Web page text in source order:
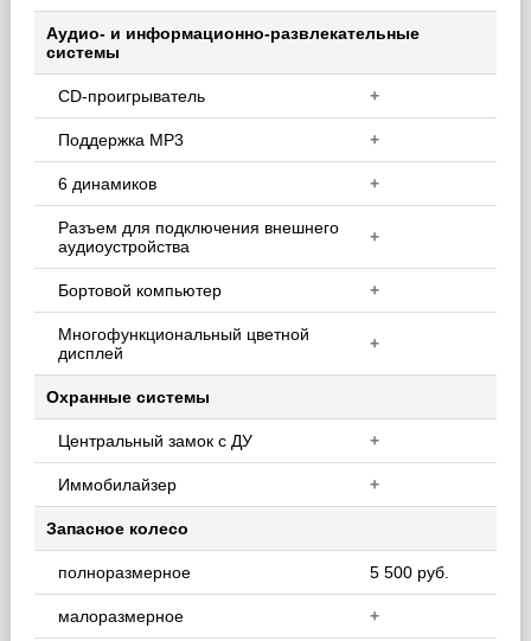
Аудио- и информационно-развлекательные
системы
CD-проигрыватель +
Поддержка MP3 +
6 динамиков +
Разъем для подключения внешнего
аудиоустройства
+
Бортовой компьютер +
Многофункциональный цветной
дисплей
+
Охранные системы
Центральный замок с ДУ +
Иммобилайзер +
Запасное колесо
полноразмерное 5 500 руб.
малоразмерное +